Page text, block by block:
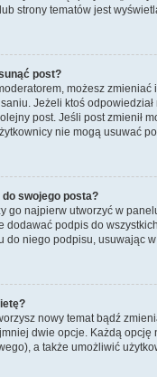
strony tematów jest
post?
możesz
Jeżeli ktoś
post. Jeśli post zmienił
nie mogą usuwać
swojego posta?
go najpierw utworzyć w
dodawać podpis do
do niego podpisu, usuwając
nowy temat bądź
dwie opcje. Każdą
a także umożliwić